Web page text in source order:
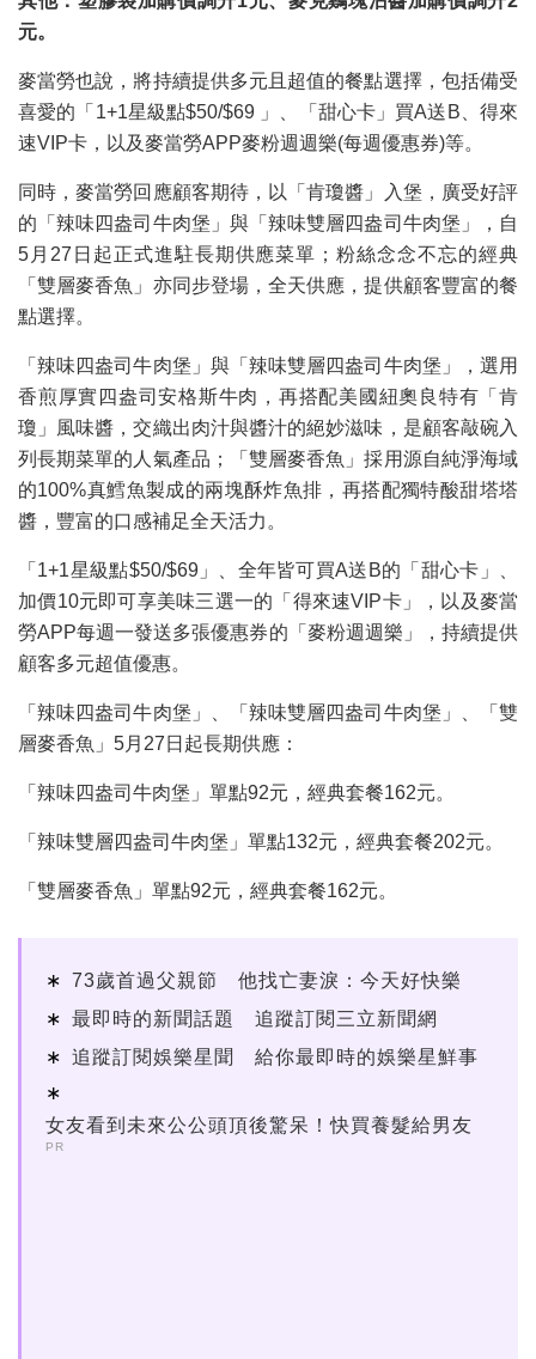
元。
麥當勞也說，將持續提供多元且超值的餐點選擇，包括備受
喜愛的「1+1星級點$50/$69 」、「甜心卡」買A送B、得來
速VIP卡，以及麥當勞APP麥粉週週樂(每週優惠券)等。
同時，麥當勞回應顧客期待，以「肯瓊醬」入堡，廣受好評
的「辣味四盎司牛肉堡」與「辣味雙層四盎司牛肉堡」，自
5月27日起正式進駐長期供應菜單；粉絲念念不忘的經典
「雙層麥香魚」亦同步登場，全天供應，提供顧客豐富的餐
點選擇。
「辣味四盎司牛肉堡」與「辣味雙層四盎司牛肉堡」，選用
香煎厚實四盎司安格斯牛肉，再搭配美國紐奧良特有「肯
瓊」風味醬，交織出肉汁與醬汁的絕妙滋味，是顧客敲碗入
列長期菜單的人氣產品；「雙層麥香魚」採用源自純淨海域
的100%真鱈魚製成的兩塊酥炸魚排，再搭配獨特酸甜塔塔
醬，豐富的口感補足全天活力。
「1+1星級點$50/$69」、全年皆可買A送B的「甜心卡」、
加價10元即可享美味三選一的「得來速VIP卡」，以及麥當
勞APP每週一發送多張優惠券的「麥粉週週樂」，持續提供
顧客多元超值優惠。
「辣味四盎司牛肉堡」、「辣味雙層四盎司牛肉堡」、「雙
層麥香魚」5月27日起長期供應：
「辣味四盎司牛肉堡」單點92元，經典套餐162元。
「辣味雙層四盎司牛肉堡」單點132元，經典套餐202元。
「雙層麥香魚」單點92元，經典套餐162元。
73歲首過父親節 他找亡妻淚：今天好快樂
最即時的新聞話題 追蹤訂閱三立新聞網
追蹤訂閱娛樂星聞 給你最即時的娛樂星鮮事
女友看到未來公公頭頂後驚呆！快買養髮給男友
PR